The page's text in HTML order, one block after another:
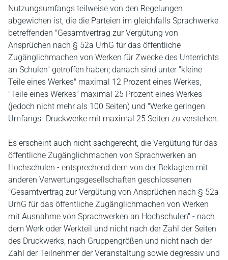
Nutzungsumfangs teilweise von den Regelungen
abgewichen ist, die die Parteien im gleichfalls Sprachwerke
betreffenden "Gesamtvertrag zur Vergütung von
Ansprüchen nach § 52a UrhG für das öffentliche
Zugänglichmachen von Werken für Zwecke des Unterrichts
an Schulen" getroffen haben; danach sind unter "kleine
Teile eines Werkes" maximal 12 Prozent eines Werkes,
"Teile eines Werkes" maximal 25 Prozent eines Werkes
(jedoch nicht mehr als 100 Seiten) und "Werke geringen
Umfangs" Druckwerke mit maximal 25 Seiten zu verstehen.
Es erscheint auch nicht sachgerecht, die Vergütung für das
öffentliche Zugänglichmachen von Sprachwerken an
Hochschulen - entsprechend dem von der Beklagten mit
anderen Verwertungsgesellschaften geschlossenen
"Gesamtvertrag zur Vergütung von Ansprüchen nach § 52a
UrhG für das öffentliche Zugänglichmachen von Werken
mit Ausnahme von Sprachwerken an Hochschulen" - nach
dem Werk oder Werkteil und nicht nach der Zahl der Seiten
des Druckwerks, nach Gruppengrößen und nicht nach der
Zahl der Teilnehmer der Veranstaltung sowie degressiv und